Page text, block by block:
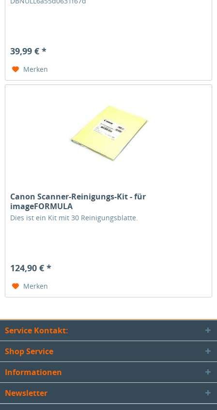
39,99 € *
Merken
Canon Scanner-Reinigungs-Kit - für
imageFORMULA
Dies ist ein Kit mit 30 Reinigungsblatte.
124,90 € *
Merken
Service Kontakt:
Shop Service
Informationen
Newsletter